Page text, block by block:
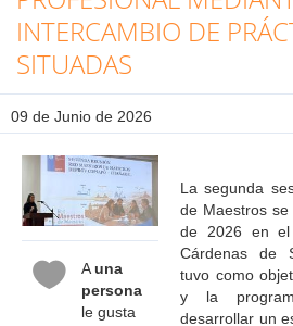
INTERCAMBIO DE
SITUADAS
09 de Junio de 2026
Auna
persona
le gusta
La segunda
de Maestros
de 2026 en el
Cárdenas de
tuvo como
y la
desarrollar un